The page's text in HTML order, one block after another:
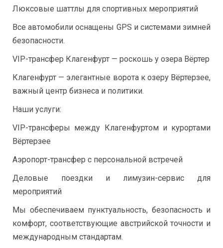
Люксовые шаттлы для спортивных мероприятий
Все автомобили оснащены GPS и системами зимней
безопасности.
VIP-трансфер Клагенфурт — роскошь у озера Вёртер
Клагенфурт — элегантные ворота к озеру Вёртерзее,
важный центр бизнеса и политики.
Наши услуги:
VIP-трансферы между Клагенфуртом и курортами
Вёртерзее
Аэропорт-трансфер с персональной встречей
Деловые поездки и лимузин-сервис для
мероприятий
Мы обеспечиваем пунктуальность, безопасность и
комфорт, соответствующие австрийской точности и
международным стандартам.